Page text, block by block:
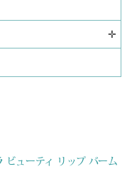
✛
ビューティ リップ バーム